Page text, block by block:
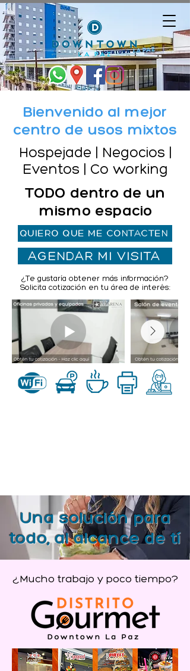
Bienvenido al mejor
centro de usos mixtos
Hospejade | Negocios |
Eventos | Co working
TODO dentro de un
mismo espacio
QUIERO QUE ME CONTACTEN
AGENDAR MI VISITA
¿Te gustaría obtener más información?
Solicita cotización en tu área de interés:
Una solución para
todo, al alcance de tí
¿Mucho trabajo y poco tiempo?